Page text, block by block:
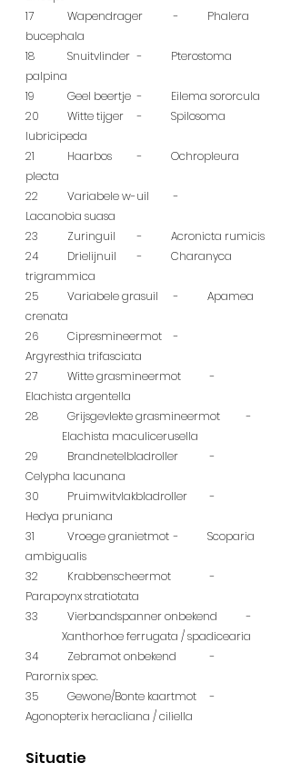
17	  Wapendrager	 - 	Phalera
bucephala
18	  Snuitvlinder	 - 	Pterostoma
palpina
19	  Geel beertje	 - 	Eilema sororcula
20	  Witte tijger	 - 	Spilosoma
lubricipeda
21	  Haarbos	 - 	Ochropleura
plecta
22	  Variabele w-uil	 -
Lacanobia suasa
23	  Zuringuil	 - 	Acronicta rumicis
24	  Drielijnuil	 - 	Charanyca
trigrammica
25	  Variabele grasuil	 - 	Apamea
crenata
26	  Cipresmineermot	 -
Argyresthia trifasciata
27	  Witte grasmineermot	 -
Elachista argentella
28	  Grijsgevlekte grasmineermot	 -
	Elachista maculicerusella
29	  Brandnetelbladroller	 -
Celypha lacunana
30	  Pruimwitvlakbladroller	 -
Hedya pruniana
31	  Vroege granietmot	 - 	Scoparia
ambigualis
32	  Krabbenscheermot	 -
Parapoynx stratiotata
33	  Vierbandspanner onbekend	 -
	Xanthorhoe ferrugata / spadicearia
34	  Zebramot onbekend	 -
Parornix spec.
35	  Gewone/Bonte kaartmot	 -
Agonopterix heracliana / ciliella
Situatie